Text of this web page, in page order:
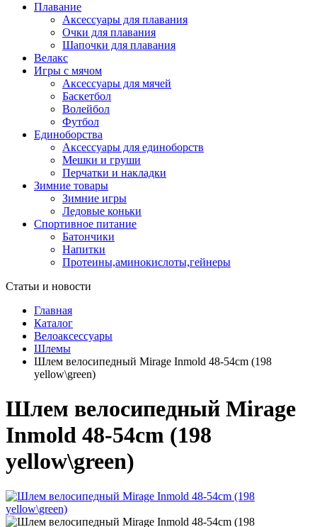
Плавание
Аксессуары для плавания
Очки для плавания
Шапочки для плавания
Велакс
Игры с мячом
Аксессуары для мячей
Баскетбол
Волейбол
Футбол
Единоборства
Аксессуары для единоборств
Мешки и груши
Перчатки и накладки
Зимние товары
Зимние игры
Ледовые коньки
Спортивное питание
Батончики
Напитки
Протеины,аминокислоты,гейнеры
Статьи и новости
Главная
Каталог
Велоаксессуары
Шлемы
Шлем велосипедный Mirage Inmold 48-54cm (198
yellow\green)
Шлем велосипедный Mirage
Inmold 48-54cm (198
yellow\green)